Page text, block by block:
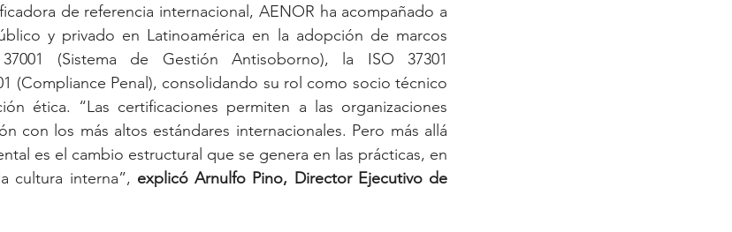
de referencia internacional, AENOR ha acompañado a
y privado en Latinoamérica en la adopción de marcos
(Sistema de Gestión Antisoborno), la ISO 37301
(Compliance Penal), consolidando su rol como socio técnico
ética. “Las certificaciones permiten a las organizaciones
con los más altos estándares internacionales. Pero más allá
es el cambio estructural que se genera en las prácticas, en
cultura interna”, explicó Arnulfo Pino, Director Ejecutivo de